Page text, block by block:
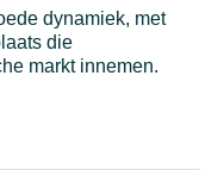
dynamiek, met
die
markt innemen.